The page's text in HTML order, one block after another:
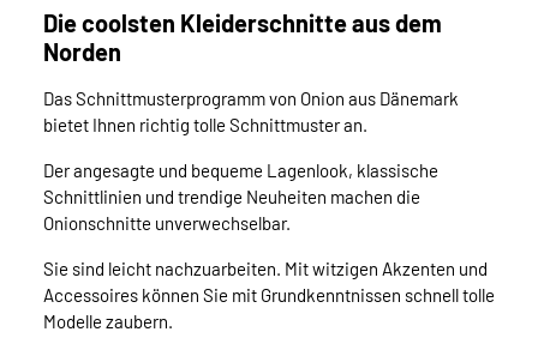
Die coolsten Kleiderschnitte aus dem
Norden
Das Schnittmusterprogramm von Onion aus Dänemark
bietet Ihnen richtig tolle Schnittmuster an.
Der angesagte und bequeme Lagenlook, klassische
Schnittlinien und trendige Neuheiten machen die
Onionschnitte unverwechselbar.
Sie sind leicht nachzuarbeiten. Mit witzigen Akzenten und
Accessoires können Sie mit Grundkenntnissen schnell tolle
Modelle zaubern.